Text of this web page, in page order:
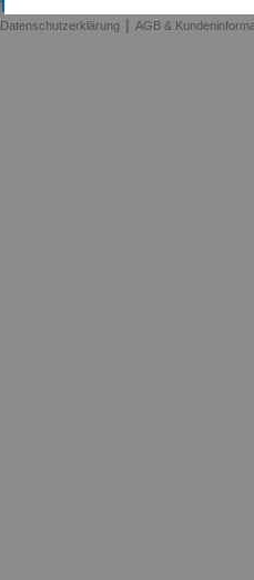
Datenschutzerklärung | AGB &